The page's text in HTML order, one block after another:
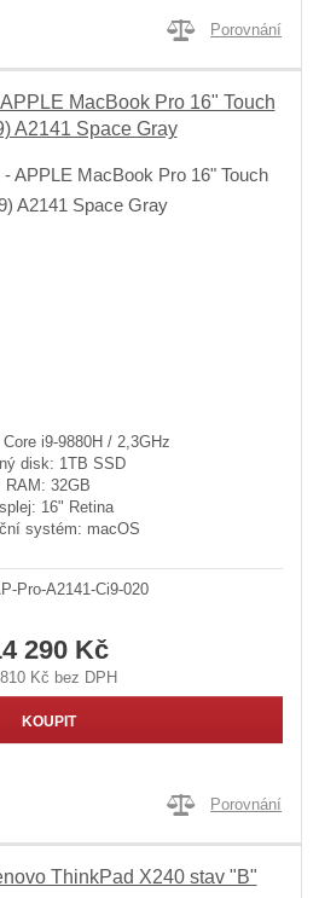
Porovnání
MacBook Pro 16" Touch
A2141 Space Gray
i9-9880H / 2,3GHz
disk: 1TB SSD
RAM: 32GB
16" Retina
systém: macOS
Pro-A2141-Ci9-020
290 Kč
Kč bez DPH
KOUPIT
Porovnání
ThinkPad X240 stav "B"